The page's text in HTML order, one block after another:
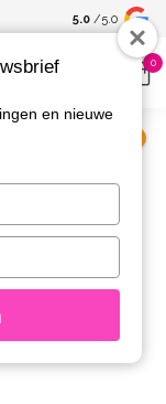
Spaar voor
kortingen
5.0 /5.0
0
en nieuwe